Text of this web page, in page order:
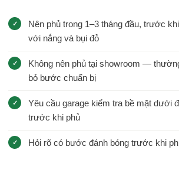
Nên phủ trong 1–3 tháng đầu, trước
với nắng và bụi đỏ
Không nên phủ tại showroom —
bỏ bước chuẩn bị
Yêu cầu garage kiểm tra bề mặt dưới
trước khi phủ
Hỏi rõ có bước đánh bóng trước khi